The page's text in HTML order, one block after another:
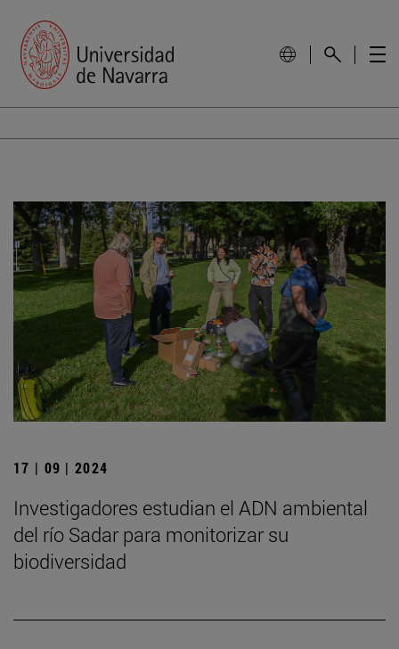
17 | 09 | 2024
Investigadores estudian el ADN ambiental
del río Sadar para monitorizar su
biodiversidad